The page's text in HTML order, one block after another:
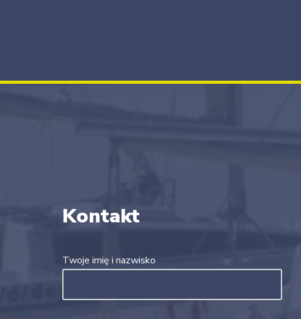
Kontakt
Twoje imię i nazwisko